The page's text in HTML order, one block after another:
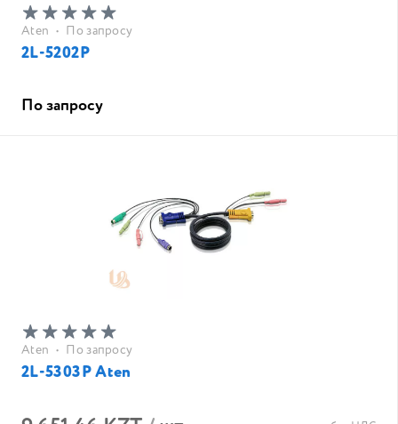
Aten • По запросу
2L-5202P
По запросу
Aten • По запросу
2L-5303P Aten